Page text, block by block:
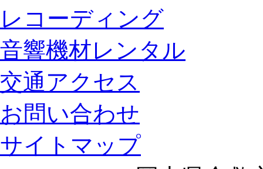
レコーディング
音響機材レンタル
交通アクセス
お問い合わせ
サイトマップ